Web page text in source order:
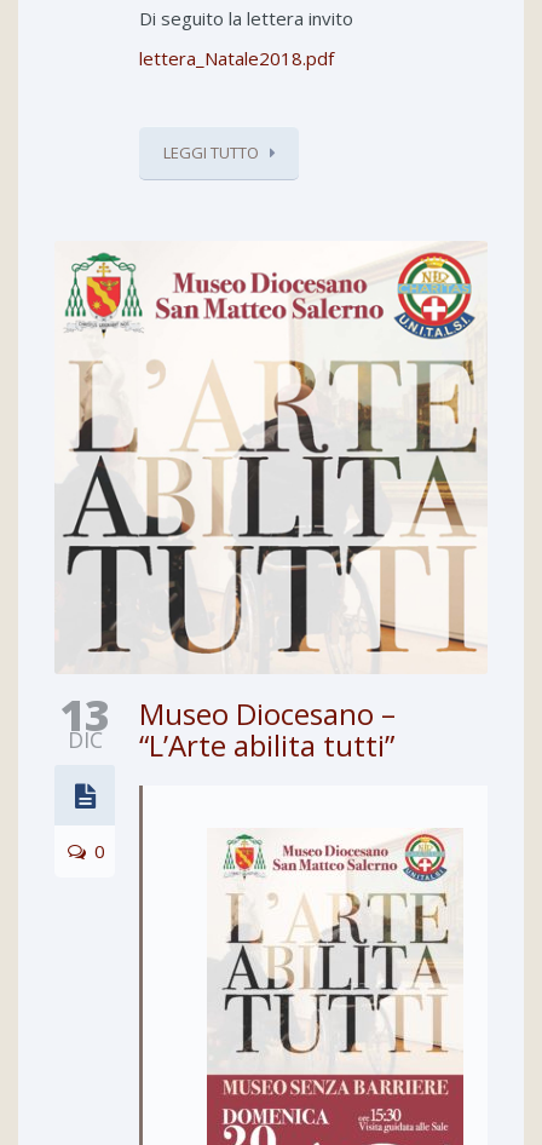
Di seguito la lettera invito
lettera_Natale2018.pdf
LEGGI TUTTO
13
DIC
0
Museo Diocesano –
“L’Arte abilita tutti”